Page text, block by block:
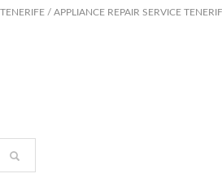
/ APPLIANCE REPAIR SERVICE